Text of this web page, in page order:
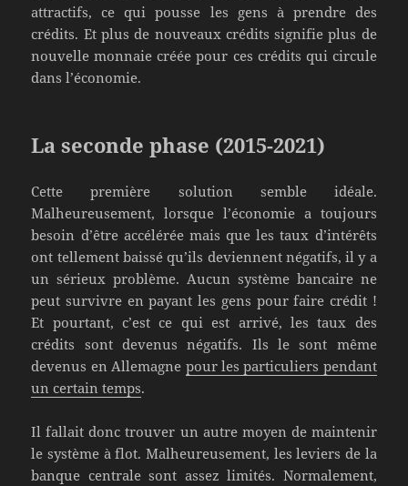
attractifs, ce qui pousse les gens à prendre des
crédits. Et plus de nouveaux crédits signifie plus de
nouvelle monnaie créée pour ces crédits qui circule
dans l’économie.
La seconde phase (2015-2021)
Cette première solution semble idéale.
Malheureusement, lorsque l’économie a toujours
besoin d’être accélérée mais que les taux d’intérêts
ont tellement baissé qu’ils deviennent négatifs, il y a
un sérieux problème. Aucun système bancaire ne
peut survivre en payant les gens pour faire crédit !
Et pourtant, c’est ce qui est arrivé, les taux des
crédits sont devenus négatifs. Ils le sont même
devenus en Allemagne pour les particuliers pendant
un certain temps.
Il fallait donc trouver un autre moyen de maintenir
le système à flot. Malheureusement, les leviers de la
banque centrale sont assez limités. Normalement,